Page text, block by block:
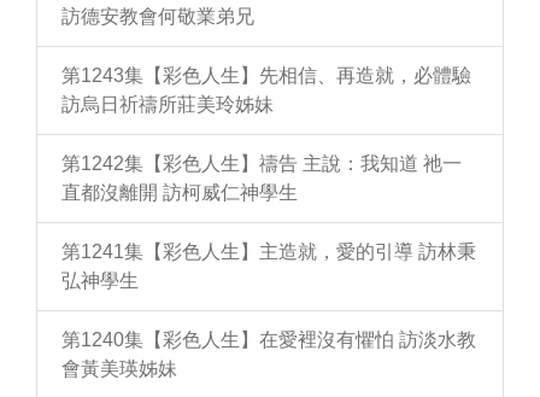
訪德安教會何敬業弟兄
第1243集【彩色人生】先相信、再造就，必體驗
訪烏日祈禱所莊美玲姊妹
第1242集【彩色人生】禱告 主說：我知道 祂一
直都沒離開 訪柯威仁神學生
第1241集【彩色人生】主造就，愛的引導 訪林秉
弘神學生
第1240集【彩色人生】在愛裡沒有懼怕 訪淡水教
會黃美瑛姊妹